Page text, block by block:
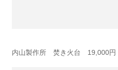
内山製作所 焚き火台 19,000円